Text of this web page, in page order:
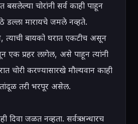
चोरांनी सर्व काही पाहून
डल्ला मारायचे जमले नव्हते.
त्याची बायको घरात एकटीच असून
एक प्रहर लागेल, असे पाहून त्यांनी
चोरी करण्यासारखे मौल्यवान काही
तरी भरपूर असेल.
जळत नव्हता. सर्वत्र अन्धारच